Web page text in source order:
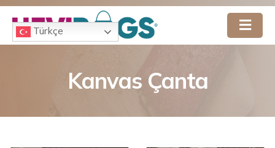
Türkçe
Kanvas Çanta